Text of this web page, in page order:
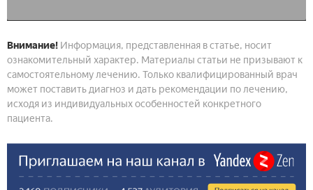
Внимание! Информация, представленная в статье, носит
ознакомительный характер. Материалы статьи не призывают к
самостоятельному лечению. Только квалифицированный врач
может поставить диагноз и дать рекомендации по лечению,
исходя из индивидуальных особенностей конкретного
пациента.